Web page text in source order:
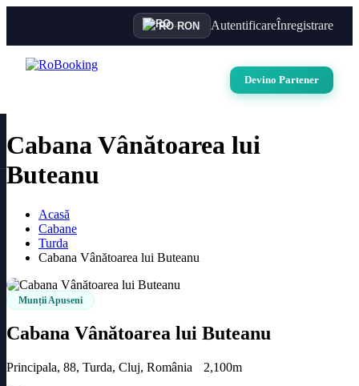
RO·RON AutentificareÎnregistrare
Devino Partener
Cabana Vânătoarea lui
Buteanu
Acasă
Cabane
Turda
Cabana Vânătoarea lui Buteanu
Munții Apuseni
Cabana Vânătoarea lui Buteanu
Principala, 88, Turda, Cluj, România
2,100m